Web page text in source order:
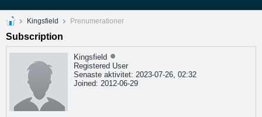
Kingsfield Prenumerationer
Subscription
Kingsfield
Registered User
Senaste aktivitet: 2023-07-26, 02:32
Joined: 2012-06-29